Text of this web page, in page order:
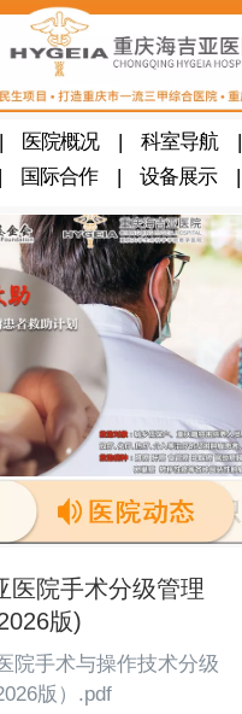
医院概况| 科室导航|
国际合作| 设备展示|
医院手术分级管理
版)
院手术与操作技术分级
版）.pdf